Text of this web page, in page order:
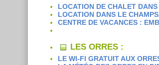
LOCATION DE CHALET
LOCATION DANS LE
CENTRE DE VACANCES :
LES ORRES :
LE WI-FI GRATUIT AUX